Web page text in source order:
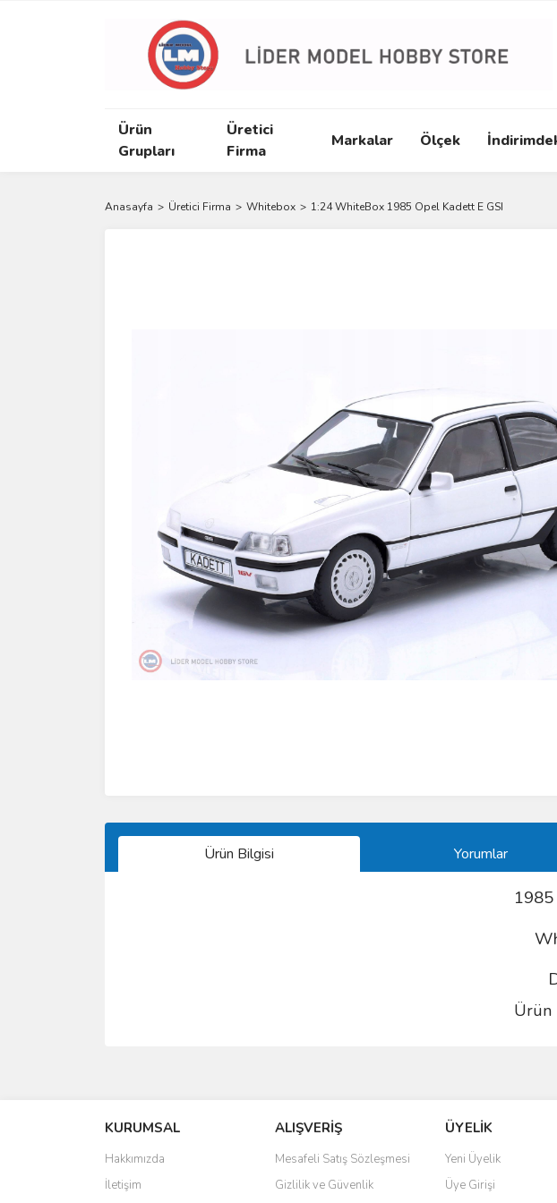
Ürün
Grupları
Üretici
Firma
Markalar Ölçek
Anasayfa Üretici Firma Whitebox 1:24 WhiteBox 1985 Opel Kadett E GSI
Ürün Bilgisi Yorumlar
Ürün
Ürün resmi kalitesiz, bozuk veya görüntülenemiyor.
Ürün açıklamasında eksik bilgiler bulunuyor.
Ürün bilgilerinde hatalar bulunuyor.
KURUMSAL
Hakkımızda
İletişim
ALIŞVERİŞ
Mesafeli Satış Sözleşmesi
Gizlilik ve Güvenlik
ÜYELİK
Yeni Üyelik
Üye Girişi